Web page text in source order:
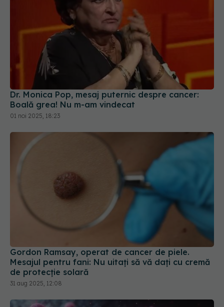
Dr. Monica Pop, mesaj puternic despre cancer:
Boală grea! Nu m-am vindecat
01 noi 2025, 18:23
Gordon Ramsay, operat de cancer de piele.
Mesajul pentru fani: Nu uitaţi să vă daţi cu cremă
de protecţie solară
31 aug 2025, 12:08